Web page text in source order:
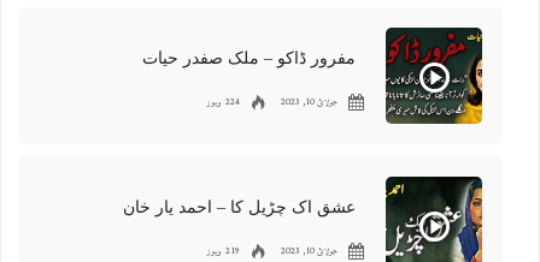
مفرور ڈاکو – ملک صفدر حیات
جولائ 10, 2023 224 ویوز
عشق اک چڑیل کا – احمد یار خان
جولائ 10, 2023 219 ویوز